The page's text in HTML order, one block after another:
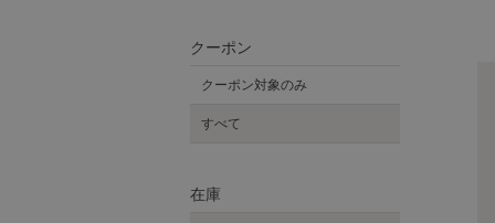
クーポン
クーポン対象のみ
すべて
在庫